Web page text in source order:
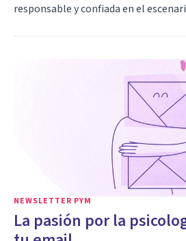
responsable y confiada en el
NEWSLETTER PYM
La pasión por la